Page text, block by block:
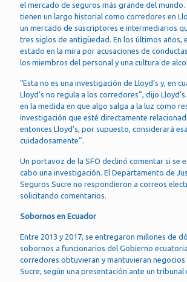
el mercado de seguros más grande del mundo.
tienen un largo historial como corredores en
un mercado de suscriptores e intermediarios
tres siglos de antigüedad. En los últimos años,
estado en la mira por acusaciones de
los miembros del personal y una cultura de
“Esta no es una investigación de Lloyd’s y, en
Lloyd’s no regula a los corredores”, dijo
en la medida en que algo salga a la luz como
investigación que esté directamente
entonces Lloyd’s, por supuesto, considerará
cuidadosamente”.
Un portavoz de la SFO declinó comentar si se
cabo una investigación. El Departamento de
Seguros Sucre no respondieron a correos
solicitando comentarios.
Sobornos en Ecuador
Entre 2013 y 2017, se entregaron millones de
sobornos a funcionarios del Gobierno
corredores obtuvieran y mantuvieran negocios
Sucre, según una presentación ante un tribunal